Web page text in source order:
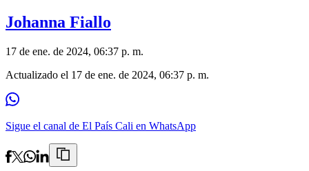
Johanna Fiallo
17 de ene. de 2024, 06:37 p. m.
Actualizado el 17 de ene. de 2024, 06:37 p. m.
Sigue el canal de El País Cali en WhatsApp